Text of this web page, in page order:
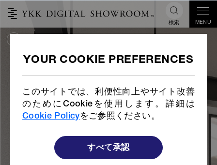
このサイトでは、利便性向上やサイト改善
のためにCookieを使用します。詳細は
Cookie Policyをご参照ください。
すべて承認
検索 MENU
NEW INSPIRATION